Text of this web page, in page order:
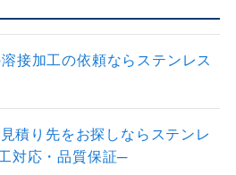
接加工の依頼ならステンレス
積り先をお探しならステンレ
対応・品質保証─